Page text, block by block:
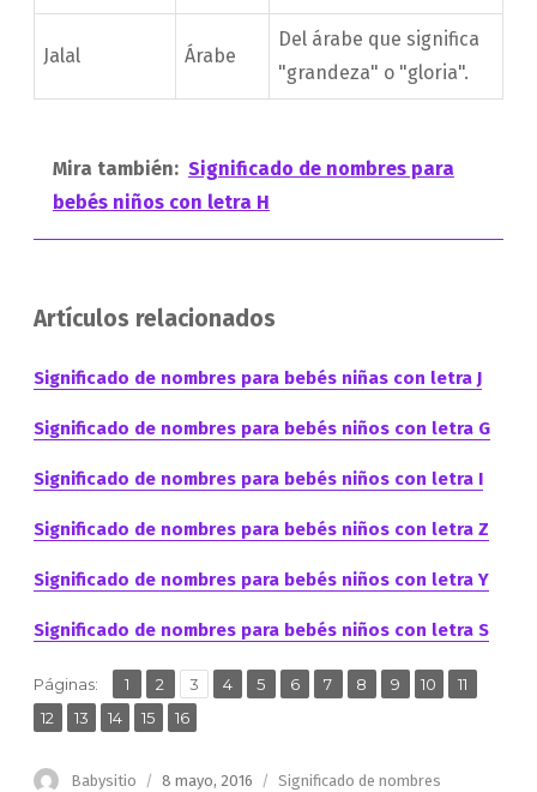
Jalal Árabe
Del árabe que significa
"grandeza" o "gloria".
Mira también: Significado de nombres para
bebés niños con letra H
Artículos relacionados
Significado de nombres para bebés niñas con letra J
Significado de nombres para bebés niños con letra G
Significado de nombres para bebés niños con letra I
Significado de nombres para bebés niños con letra Z
Significado de nombres para bebés niños con letra Y
Significado de nombres para bebés niños con letra S
Páginas: Página
1 ,
Página
2 ,Página
3 ,
Página
4 ,Página
5 ,Página
6 ,
Página
7 ,
Página
8 ,
Página
9 ,
Página
10 ,
Página
11
Página
12 ,
Página
13 ,
Página
14 ,
Página
15 ,
Página
16
Autor
Babysitio
Publicado
8 mayo, 2016 Categorías
Significado de nombres